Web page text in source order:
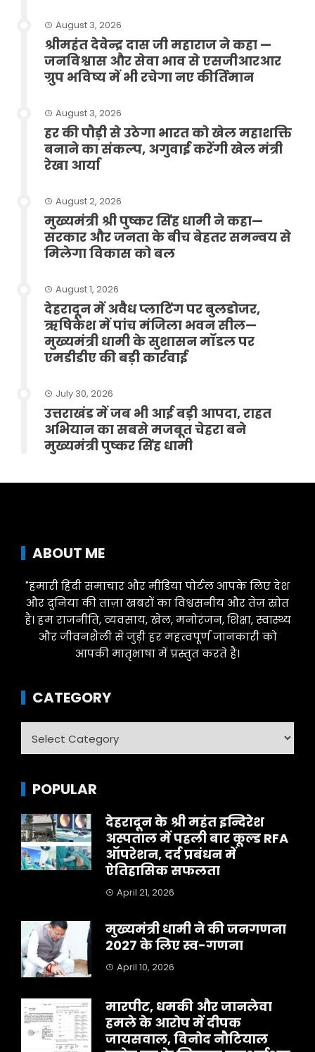
August 3, 2026
श्रीमहंत देवेन्द्र दास जी महाराज ने कहा —
जनविश्वास और सेवा भाव से एसजीआरआर
ग्रुप भविष्य में भी रचेगा नए कीर्तिमान
August 3, 2026
हर की पौड़ी से उठेगा भारत को खेल महाशक्ति
बनाने का संकल्प, अगुवाई करेंगी खेल मंत्री
रेखा आर्या
August 2, 2026
मुख्यमंत्री श्री पुष्कर सिंह धामी ने कहा—
सरकार और जनता के बीच बेहतर समन्वय से
मिलेगा विकास को बल
August 1, 2026
देहरादून में अवैध प्लाटिंग पर बुलडोजर,
ऋषिकेश में पांच मंजिला भवन सील—
मुख्यमंत्री धामी के सुशासन मॉडल पर
एमडीडीए की बड़ी कार्रवाई
July 30, 2026
उत्तराखंड में जब भी आई बड़ी आपदा, राहत
अभियान का सबसे मजबूत चेहरा बने
मुख्यमंत्री पुष्कर सिंह धामी
ABOUT ME
"हमारी हिंदी समाचार और मीडिया पोर्टल आपके लिए देश
और दुनिया की ताज़ा खबरों का विश्वसनीय और तेज़ स्रोत
है। हम राजनीति, व्यवसाय, खेल, मनोरंजन, शिक्षा, स्वास्थ्य
और जीवनशैली से जुड़ी हर महत्वपूर्ण जानकारी को
आपकी मातृभाषा में प्रस्तुत करते हैं।
CATEGORY
POPULAR
देहरादून के श्री महंत इन्दिरेश
अस्पताल में पहली बार कूल्ड RFA
ऑपरेशन, दर्द प्रबंधन में
ऐतिहासिक सफलता
April 21, 2026
मुख्यमंत्री धामी ने की जनगणना
2027 के लिए स्व-गणना
April 10, 2026
मारपीट, धमकी और जानलेवा
हमले के आरोप में दीपक
जायसवाल, विनोद नौटियाल